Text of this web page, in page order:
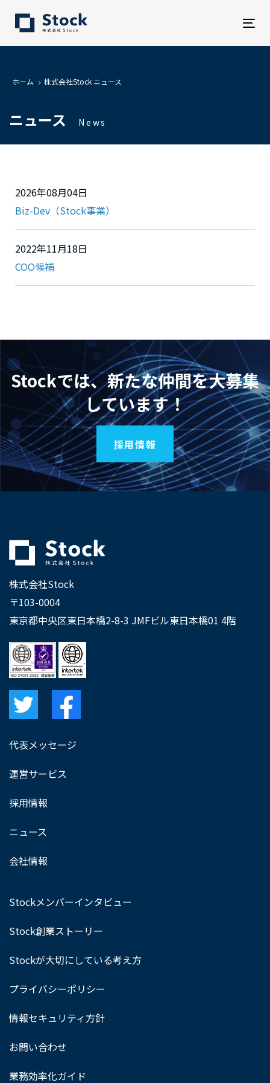
ホーム 株式会社Stock ニュース
ニュース News
2026年08月04日
Biz-Dev（Stock事業）
2022年11月18日
COO候補
Stockでは、新たな仲間を大募集
しています！
採用情報
株式会社Stock
〒103-0004
東京都中央区東日本橋2-8-3 JMFビル東日本橋01 4階
代表メッセージ
運営サービス
採用情報
ニュース
会社情報
Stockメンバーインタビュー
Stock創業ストーリー
Stockが大切にしている考え方
プライバシーポリシー
情報セキュリティ方針
お問い合わせ
業務効率化ガイド